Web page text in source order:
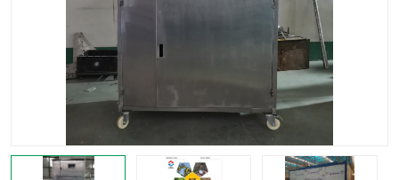
分子膜堆肥仓
分子膜发酵堆肥设备